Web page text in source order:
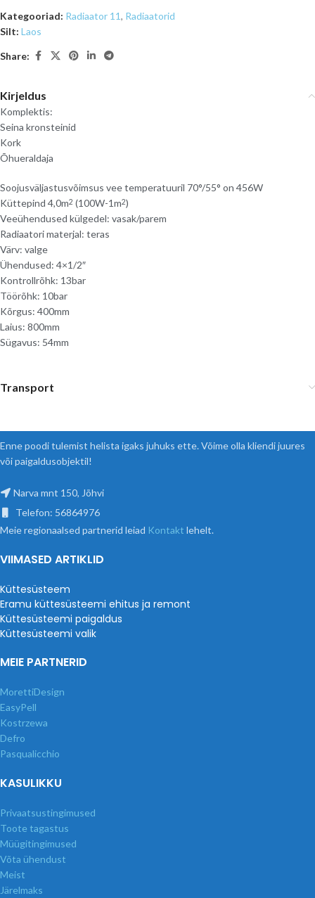
Kategooriad: Radiaator 11, Radiaatorid
Silt: Laos
Share:
Kirjeldus
Komplektis:
Seina kronsteinid
Kork
Õhueraldaja
Soojusväljastusvõimsus vee temperatuuril 70°/55° on 456W
Küttepind 4,0m2 (100W-1m2)
Veeühendused külgedel: vasak/parem
Radiaatori materjal: teras
Värv: valge
Ühendused: 4×1/2″
Kontrollrõhk: 13bar
Töörõhk: 10bar
Kõrgus: 400mm
Laius: 800mm
Sügavus: 54mm
Transport
Enne poodi tulemist helista igaks juhuks ette. Võime olla kliendi juures
või paigaldusobjektil!
Narva mnt 150, Jõhvi
Telefon: 56864976
Meie regionaalsed partnerid leiad Kontakt lehelt.
VIIMASED ARTIKLID
Küttesüsteem
Eramu küttesüsteemi ehitus ja remont
Küttesüsteemi paigaldus
Küttesüsteemi valik
MEIE PARTNERID
MorettiDesign
EasyPell
Kostrzewa
Defro
Pasqualicchio
KASULIKKU
Privaatsustingimused
Toote tagastus
Müügitingimused
Võta ühendust
Meist
Järelmaks